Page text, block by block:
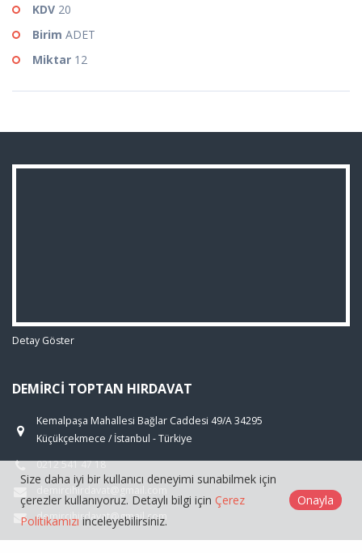
KDV 20
Birim ADET
Miktar 12
Detay Göster
DEMIRCI TOPTAN HIRDAVAT
Kemalpaşa Mahallesi Bağlar Caddesi 49/A 34295
Küçükçekmece / İstanbul - Türkiye
0212 541 47 18
demircihirdavat@gmail.com
demircihirdavat@gmail.com
Size daha iyi bir kullanıcı deneyimi sunabilmek için
çerezler kullanıyoruz. Detaylı bilgi için Çerez
Politikamızı inceleyebilirsiniz.
Onayla